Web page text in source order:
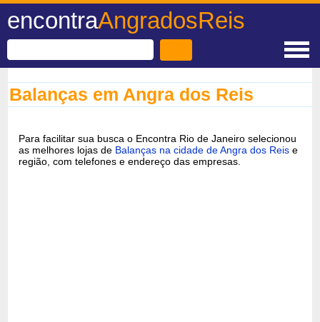
encontraAngradosReis
Balanças em Angra dos Reis
Para facilitar sua busca o Encontra Rio de Janeiro selecionou
as melhores lojas de Balanças na cidade de Angra dos Reis e
região, com telefones e endereço das empresas.